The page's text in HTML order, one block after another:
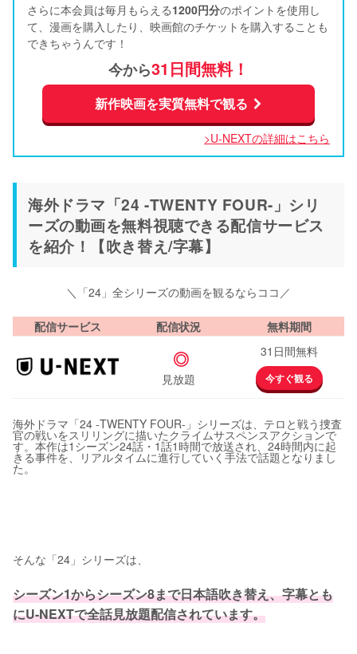
さらに本会員は毎月もらえる1200円分のポイントを使用し
て、漫画を購入したり、映画館のチケットを購入することも
できちゃうんです！
今から31日間無料！
新作映画を実質無料で観る
>U-NEXTの詳細はこちら
海外ドラマ「24 -TWENTY FOUR-」シリ
ーズの動画を無料視聴できる配信サービス
を紹介！【吹き替え/字幕】
＼「24」全シリーズの動画を観るならココ／
配信サービス 配信状況 無料期間
◎
見放題
31日間無料
今すぐ観る
海外ドラマ「24 -TWENTY FOUR-」シリーズは、テロと戦う捜査
官の戦いをスリリングに描いたクライムサスペンスアクションで
す。本作は1シーズン24話・1話1時間で放送され、24時間内に起
きる事件を、リアルタイムに進行していく手法で話題となりまし
た。
そんな「24」シリーズは、
シーズン1からシーズン8まで日本語吹き替え、字幕とも
にU-NEXTで全話見放題配信されています。